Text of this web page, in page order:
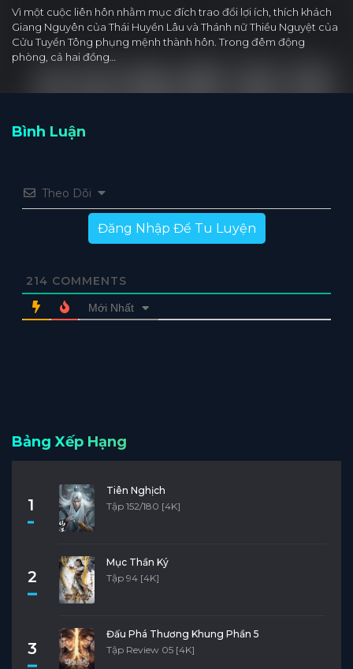
Vì một cuộc liên hôn nhằm mục đích trao đổi lợi ích, thích khách
Giang Nguyên của Thái Huyền Lâu và Thánh nữ Thiều Nguyệt của
Cửu Tuyền Tông phụng mệnh thành hôn. Trong đêm động
phòng, cả hai đồng…
Bình Luận
Theo Dõi
Đăng Nhập Để Tu Luyện
214 COMMENTS
Mới Nhất
Bảng Xếp Hạng
1
Tiên Nghịch
Tập 152/180 [4K]
2
Mục Thần Ký
Tập 94 [4K]
3
Đấu Phá Thương Khung Phần 5
Tập Review 05 [4K]